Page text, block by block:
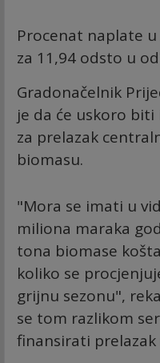
Procenat naplate
za 11,94 odsto u
Gradonačelnik
je da će uskoro biti
za prelazak
biomasu.
"Mora se imati u
miliona maraka
tona biomase
koliko se
grijnu sezonu",
se tom razlikom
finansirati prelazak